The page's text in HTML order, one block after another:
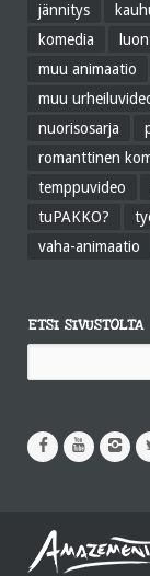
jännitys
komedia
muu animaatio
muu
nuorisosarja
romanttinen
temppuvideo
tuPAKKO?
vaha-animaatio
ETSI SIVUSTOLTA